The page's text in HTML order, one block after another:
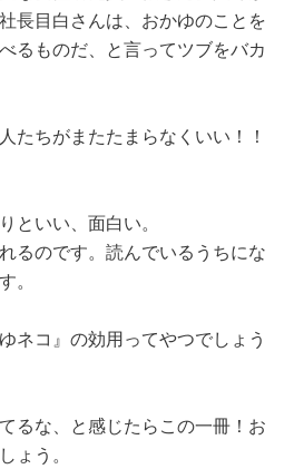
長目白さんは、おかゆのことを
るものだ、と言ってツブをバカ
たちがまたたまらなくいい！！
といい、面白い。
るのです。読んでいるうちにな
。
ネコ』の効用ってやつでしょう
るな、と感じたらこの一冊！お
ょう。